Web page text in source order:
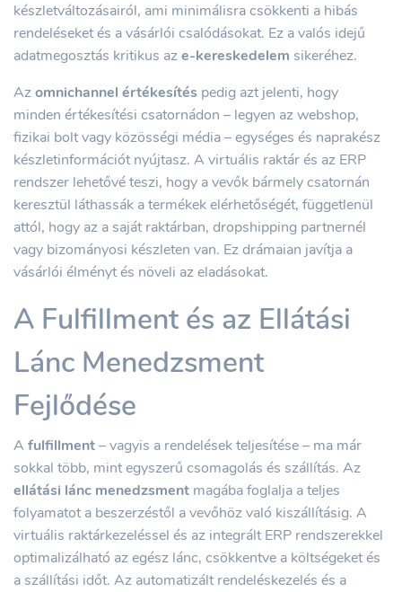
készletváltozásairól, ami minimálisra csökkenti a hibás
rendeléseket és a vásárlói csalódásokat. Ez a valós idejű
adatmegosztás kritikus aze-kereskedelem sikeréhez.
Azomnichannel értékesítés pedig azt jelenti, hogy
minden értékesítési csatornádon – legyen az webshop,
fizikai bolt vagy közösségi média – egységes és naprakész
készletinformációt nyújtasz. A virtuális raktár és az ERP
rendszer lehetővé teszi, hogy a vevők bármely csatornán
keresztül láthassák a termékek elérhetőségét, függetlenül
attól, hogy az a saját raktárban, dropshipping partnernél
vagy bizományosi készleten van. Ez drámaian javítja a
vásárlói élményt és növeli az eladásokat.
A Fulfillment és az Ellátási
Lánc Menedzsment
Fejlődése
A fulfillment– vagyis a rendelések teljesítése – ma már
sokkal több, mint egyszerű csomagolás és szállítás. Az
ellátási lánc menedzsment magába foglalja a teljes
folyamatot a beszerzéstől a vevőhöz való kiszállításig. A
virtuális raktárkezeléssel és az integrált ERP rendszerekkel
optimalizálható az egész lánc, csökkentve a költségeket és
a szállítási időt. Az automatizált rendeléskezelés és a